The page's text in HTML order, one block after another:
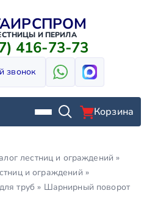
И ПЕРИЛА
416-73-73
звонок
Корзина
лестниц и ограждений »
и ограждений »
труб » Шарнирный поворот